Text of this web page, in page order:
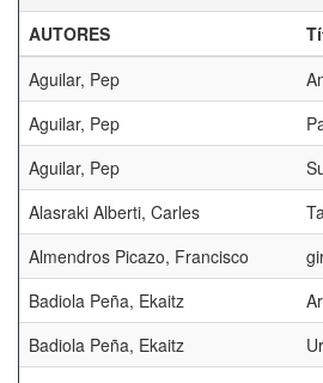
AUTORES
Aguilar, Pep
Aguilar, Pep
Aguilar, Pep
Alasraki Alberti, Carles
Almendros Picazo, Francisco
Badiola Peña, Ekaitz
Badiola Peña, Ekaitz